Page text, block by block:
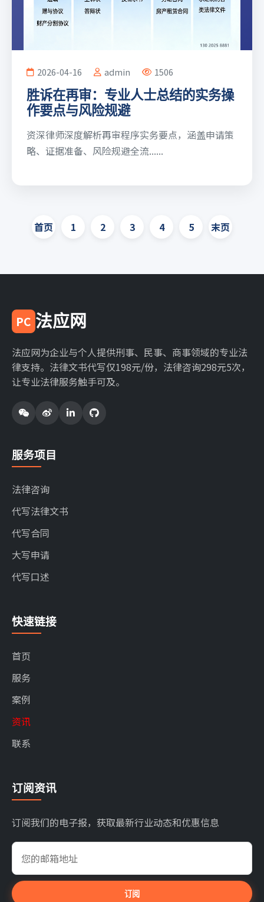
2026-04-16 admin 1506
胜诉在再审：专业人士总结的实务操
作要点与风险规避
资深律师深度解析再审程序实务要点，涵盖申请策
略、证据准备、风险规避全流......
首页 1 2 3 4 5 末页
PC 法应网
法应网为企业与个人提供刑事、民事、商事领域的专业法
律支持。法律文书代写仅198元/份，法律咨询298元5次，
让专业法律服务触手可及。
服务项目
法律咨询
代写法律文书
代写合同
大写申请
代写口述
快速链接
首页
服务
案例
资讯
联系
订阅资讯
订阅我们的电子报，获取最新行业动态和优惠信息
订阅